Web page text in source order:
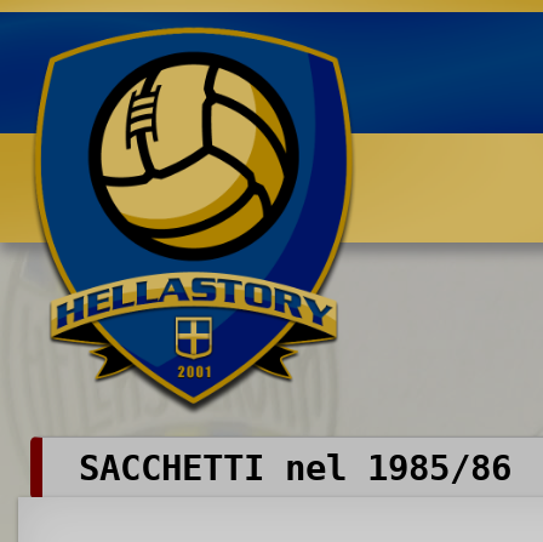
Benvenuti su HELLASTORY.net
SACCHETTI nel 1985/86